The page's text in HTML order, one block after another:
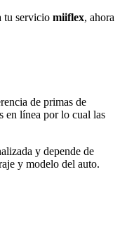
tu servicio miiflex, ahora
de primas de
en línea por lo cual las
y depende de
y modelo del auto.